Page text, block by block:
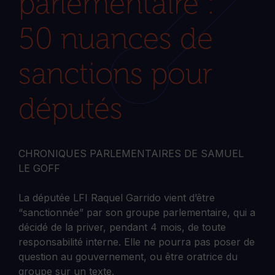
50 nuances de
sanctions pour
députés
CHRONIQUES PARLEMENTAIRES DE SAMUEL
LE GOFF
La députée LFI Raquel Garrido vient d’être
“sanctionnée” par son groupe parlementaire, qui a
décidé de la priver, pendant 4 mois, de toute
responsabilité interne. Elle ne pourra pas poser de
question au gouvernement, ou être oratrice du
groupe sur un texte.